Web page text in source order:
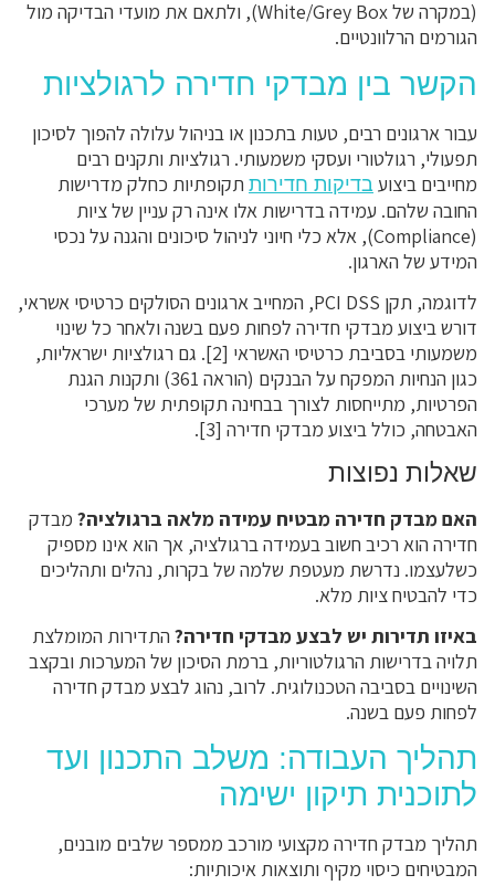
(במקרה של White/Grey Box), ולתאם את מועדי הבדיקה מול
הגורמים הרלוונטיים.
הקשר בין מבדקי חדירה לרגולציות
עבור ארגונים רבים, טעות בתכנון או בניהול עלולה להפוך לסיכון
תפעולי, רגולטורי ועסקי משמעותי. רגולציות ותקנים רבים
מחייבים ביצוע בדיקות חדירות תקופתיות כחלק מדרישות
החובה שלהם. עמידה בדרישות אלו אינה רק עניין של ציות
(Compliance), אלא כלי חיוני לניהול סיכונים והגנה על נכסי
המידע של הארגון.
לדוגמה, תקן PCI DSS, המחייב ארגונים הסולקים כרטיסי אשראי,
דורש ביצוע מבדקי חדירה לפחות פעם בשנה ולאחר כל שינוי
משמעותי בסביבת כרטיסי האשראי [2]. גם רגולציות ישראליות,
כגון הנחיות המפקח על הבנקים (הוראה 361) ותקנות הגנת
הפרטיות, מתייחסות לצורך בבחינה תקופתית של מערכי
האבטחה, כולל ביצוע מבדקי חדירה [3].
שאלות נפוצות
האם מבדק חדירה מבטיח עמידה מלאה ברגולציה? מבדק
חדירה הוא רכיב חשוב בעמידה ברגולציה, אך הוא אינו מספיק
כשלעצמו. נדרשת מעטפת שלמה של בקרות, נהלים ותהליכים
כדי להבטיח ציות מלא.
באיזו תדירות יש לבצע מבדקי חדירה? התדירות המומלצת
תלויה בדרישות הרגולטוריות, ברמת הסיכון של המערכות ובקצב
השינויים בסביבה הטכנולוגית. לרוב, נהוג לבצע מבדק חדירה
לפחות פעם בשנה.
תהליך העבודה: משלב התכנון ועד
לתוכנית תיקון ישימה
תהליך מבדק חדירה מקצועי מורכב ממספר שלבים מובנים,
המבטיחים כיסוי מקיף ותוצאות איכותיות: